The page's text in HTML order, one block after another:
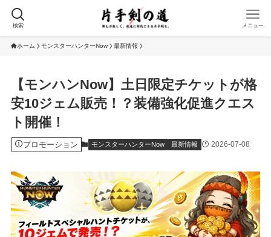
検索 メニュー
ホーム モンスターハンターNow 最新情報
【モンハンNow】土日限定チケットが格
安10ジェム販売！？装備強化促進クエス
ト開催！
プロモーション モンスターハンターNow 最新情報 2026-07-08